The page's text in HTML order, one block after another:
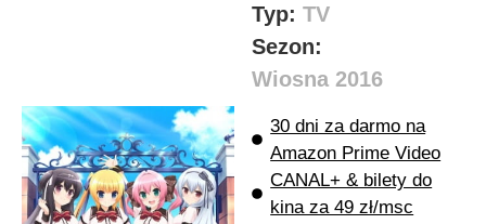
Typ: TV
Sezon:
Wiosna 2016
30 dni za darmo na
Amazon Prime Video
CANAL+ & bilety do
kina za 49 zł/msc